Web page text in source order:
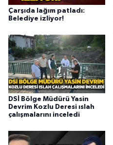
Çarşıda lağım patladı:
Belediye izliyor!
DSİ Bölge Müdürü Yasin
Devrim Kozlu Deresi ıslah
çalışmalarını inceledi